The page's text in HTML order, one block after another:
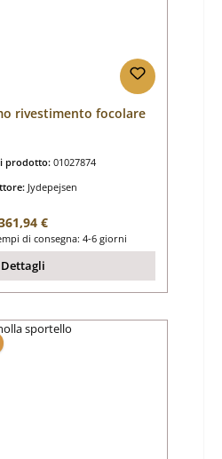
rivestimento focolare
prodotto: 01027874
Jydepejsen
normale:
€
di consegna: 4-6 giorni
Dettagli